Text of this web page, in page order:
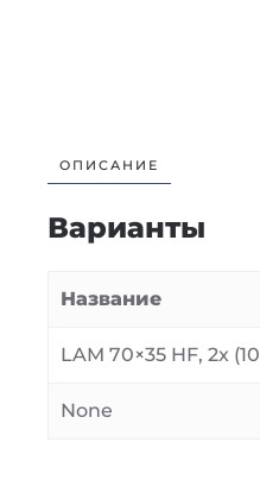
ОПИСАНИЕ
Варианты
Название
LAM 70×35 HF, 2x
None